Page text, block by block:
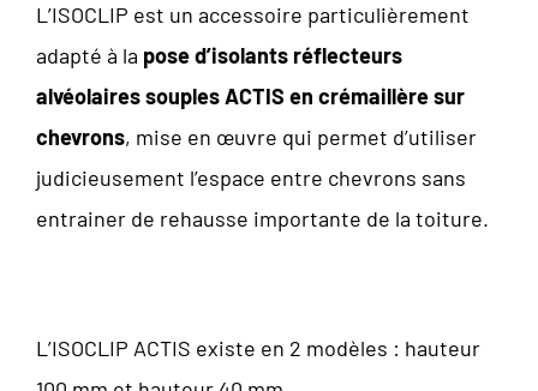
L’ISOCLIP est un accessoire particulièrement
adapté à la pose d’isolants réflecteurs
alvéolaires souples ACTIS en crémaillère sur
chevrons, mise en œuvre qui permet d’utiliser
judicieusement l’espace entre chevrons sans
entrainer de rehausse importante de la toiture.
L’ISOCLIP ACTIS existe en 2 modèles : hauteur